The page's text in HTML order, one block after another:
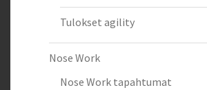
Tulokset agility
Nose Work
Nose Work tapahtumat